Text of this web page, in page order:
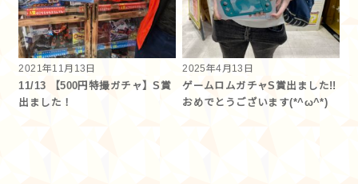
2021年11月13日
11/13 【500円特撮ガチャ】S賞
出ました！
2025年4月13日
ゲームロムガチャS賞出ました!!
おめでとうございます(*^ω^*)